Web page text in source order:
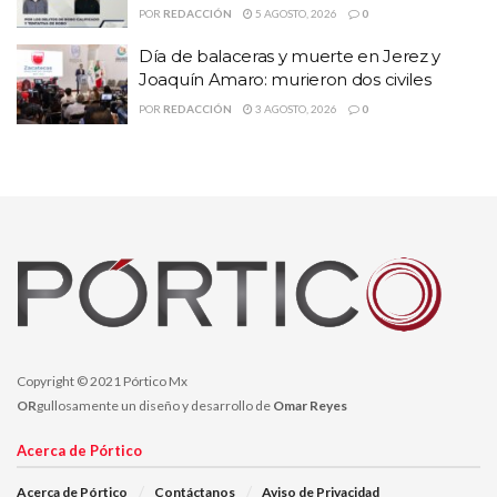
ventanilla al notar la presencia policial.
Ambas personas están detenidos, con probable droga y objetos
asegurados, fueron puestos a disposición de la autoridad
competente, que continuará con las investigaciones para
POR REDACCIÓN 5 AGOSTO, 2026 0
Día de balaceras y muerte en Jerez y
Joaquín Amaro: murieron dos civiles
POR REDACCIÓN 3 AGOSTO, 2026 0
Copyright © 2021 Pórtico Mx
ORgullosamente un diseño y desarrollo de Omar Reyes
Acerca de Pórtico
Acerca de Pórtico Contáctanos Aviso de Privacidad